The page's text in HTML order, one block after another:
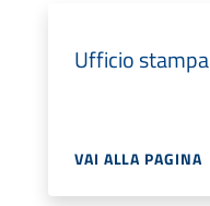
Ufficio stampa
VAI ALLA PAGINA